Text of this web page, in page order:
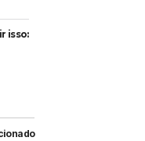
isso: